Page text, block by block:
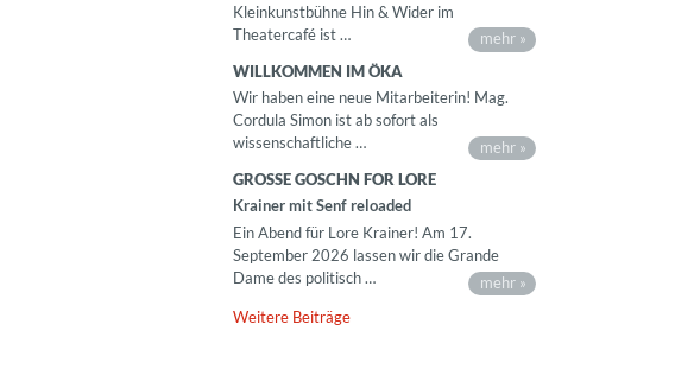
Kleinkunstbühne Hin & Wider im
Theatercafé ist …
mehr »
WILLKOMMEN IM ÖKA
Wir haben eine neue Mitarbeiterin! Mag.
Cordula Simon ist ab sofort als
wissenschaftliche …
mehr »
GROSSE GOSCHN FOR LORE
Krainer mit Senf reloaded
Ein Abend für Lore Krainer! Am 17.
September 2026 lassen wir die Grande
Dame des politisch …
mehr »
Weitere Beiträge